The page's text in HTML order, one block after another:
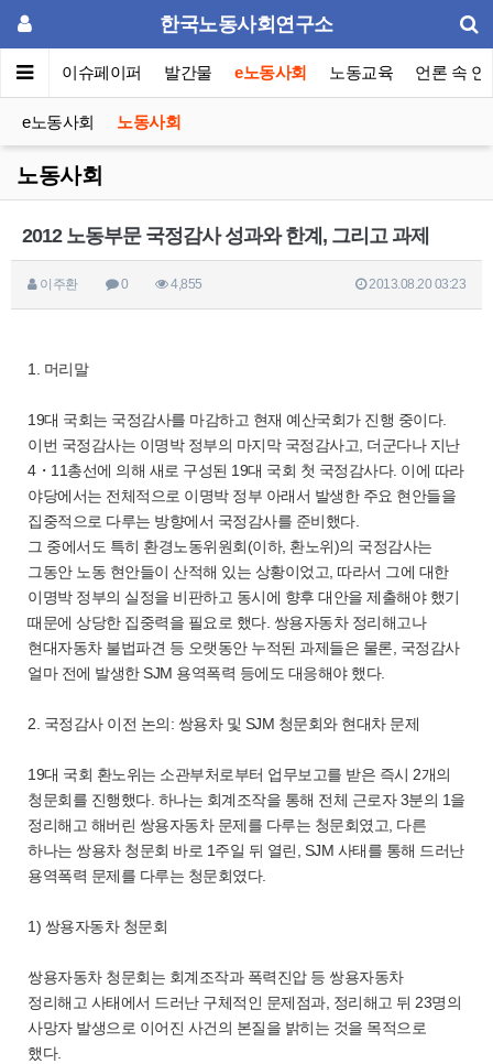
한국노동사회연구소
포럼 이슈페이퍼 발간물 e노동사회 노동교육 언론 속 연
e노동사회 노동사회
노동사회
2012 노동부문 국정감사 성과와 한계, 그리고 과제
이주환 0 4,855 2013.08.20 03:23
1. 머리말
19대 국회는 국정감사를 마감하고 현재 예산국회가 진행 중이다.
이번 국정감사는 이명박 정부의 마지막 국정감사고, 더군다나 지난
4・11총선에 의해 새로 구성된 19대 국회 첫 국정감사다. 이에 따라
야당에서는 전체적으로 이명박 정부 아래서 발생한 주요 현안들을
집중적으로 다루는 방향에서 국정감사를 준비했다.
그 중에서도 특히 환경노동위원회(이하, 환노위)의 국정감사는
그동안 노동 현안들이 산적해 있는 상황이었고, 따라서 그에 대한
이명박 정부의 실정을 비판하고 동시에 향후 대안을 제출해야 했기
때문에 상당한 집중력을 필요로 했다. 쌍용자동차 정리해고나
현대자동차 불법파견 등 오랫동안 누적된 과제들은 물론, 국정감사
얼마 전에 발생한 SJM 용역폭력 등에도 대응해야 했다.
2. 국정감사 이전 논의: 쌍용차 및 SJM 청문회와 현대차 문제
19대 국회 환노위는 소관부처로부터 업무보고를 받은 즉시 2개의
청문회를 진행했다. 하나는 회계조작을 통해 전체 근로자 3분의 1을
정리해고 해버린 쌍용자동차 문제를 다루는 청문회였고, 다른
하나는 쌍용차 청문회 바로 1주일 뒤 열린, SJM 사태를 통해 드러난
용역폭력 문제를 다루는 청문회였다.
1) 쌍용자동차 청문회
쌍용자동차 청문회는 회계조작과 폭력진압 등 쌍용자동차
정리해고 사태에서 드러난 구체적인 문제점과, 정리해고 뒤 23명의
사망자 발생으로 이어진 사건의 본질을 밝히는 것을 목적으로
했다.